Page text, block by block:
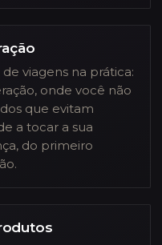
viagens na prática:
onde você não
que evitam
a tocar a sua
do primeiro